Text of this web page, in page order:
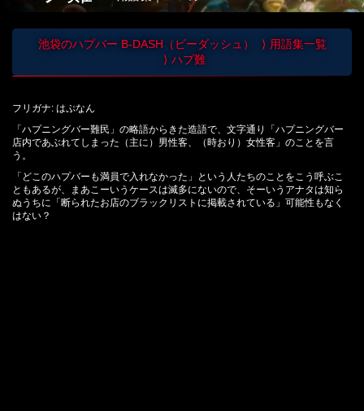
池袋のハプバー B-DASH（ビーダッシュ）
用語集一覧
ハプ難
フリガナ: はぷなん
「ハプニングバー難民」の略語からきた造語で、文字通り「ハプニングバー
店内であぶれてしまった（主に）男性客、（時おり）女性客」のことを言
う。
「どこのハプバーも満員で入れなかった」という人たちのことをこう呼ぶこ
ともあるが、まあこーいうケースは滅多にないので、そーいうアナタは知ら
ぬうちに「断られたお店のブラックリストに掲載されている」可能性もなく
はない？